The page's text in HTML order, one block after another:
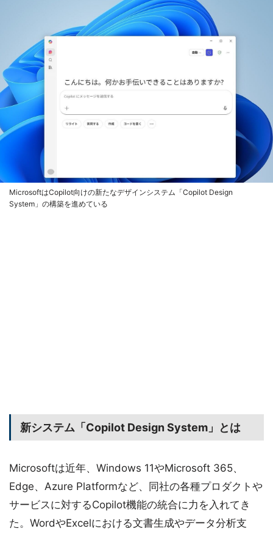
MicrosoftはCopilot向けの新たなデザインシステム「Copilot Design
System」の構築を進めている
新システム「Copilot Design System」とは
Microsoftは近年、Windows 11やMicrosoft 365、
Edge、Azure Platformなど、同社の各種プロダクトや
サービスに対するCopilot機能の統合に力を入れてき
た。WordやExcelにおける文書生成やデータ分析支